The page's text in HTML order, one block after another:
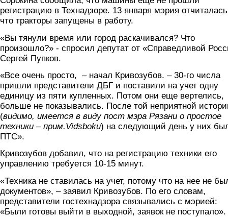
регистрацию в Технадзоре. 13 января мэрия
что тракторы запущены в работу.
«Вы тянули время или город раскачивался? Что
произошло?» - спросил депутат от «Справедливой
Сергей Пупков.
«Все очень просто, – начал Кривозубов. – 30-го числа
пришли представители ДБГ и поставили на учет одну
единицу из пяти купленных. Потом они еще вертелись,
больше не показывались. После той неприятной
(видимо, имеется в виду пост мэра Рязани о простое
техники – прим.Vidsboku) на следующий день у них
ПТС».
Кривозубов добавил, что на регистрацию техники его
управлению требуется 10-15 минут.
«Техника не ставилась на учет, потому что на нее не
документов», – заявил Кривозубов. По его словам,
представители гостехнадзора связывались с мэрией:
«Были готовы выйти в выходной, заявок не поступало».